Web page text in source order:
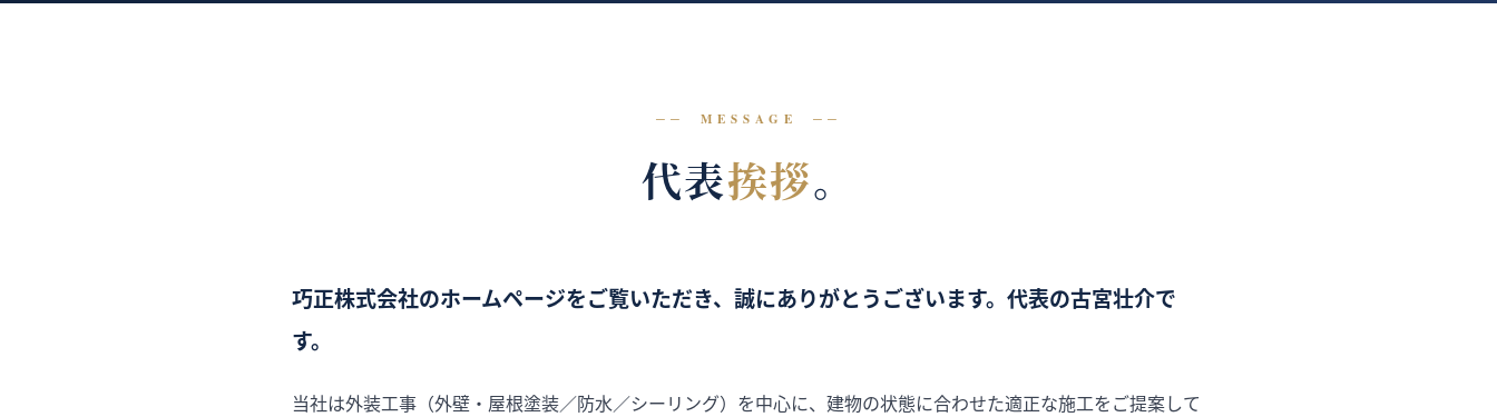
MESSAGE
代表挨拶。
巧正株式会社のホームページをご覧いただき、誠にありがとうございます。代表の古宮壮介で
す。
当社は外装工事（外壁・屋根塗装／防水／シーリング）を中心に、建物の状態に合わせた適正な施工をご提案して